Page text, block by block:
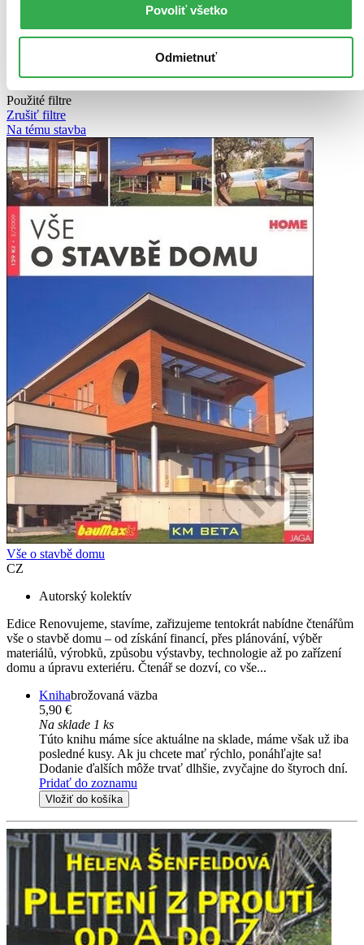
Povoliť všetko
Odmietnuť
Najdrahšie
Použité filtre
Zrušiť filtre
Na tému stavba
Vše o stavbě domu
CZ
Autorský kolektív
Edice Renovujeme, stavíme, zařizujeme tentokrát nabídne čtenářům
vše o stavbě domu – od získání financí, přes plánování, výběr
materiálů, výrobků, způsobu výstavby, technologie až po zařízení
domu a úpravu exteriéru. Čtenář se dozví, co vše...
Knihabrožovaná väzba
5,90 €
Na sklade 1 ks
Túto knihu máme síce aktuálne na sklade, máme však už iba
posledné kusy. Ak ju chcete mať rýchlo, ponáhľajte sa!
Dodanie ďalších môže trvať dlhšie, zvyčajne do štyroch dní.
Pridať do zoznamu
Vložiť do košíka